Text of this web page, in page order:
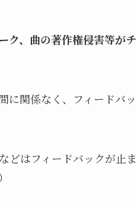
ク、曲の著作権侵害等がチ
関係なく、フィードバッ
どはフィードバックが止ま